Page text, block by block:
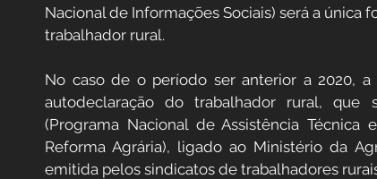
Nacional de Informações Sociais) será a
trabalhador rural.
No caso de o período ser anterior a 2020,
autodeclaração do trabalhador rural, que
(Programa Nacional de Assistência
Reforma Agrária), ligado ao Ministério da
emitida pelos sindicatos de trabalhadores